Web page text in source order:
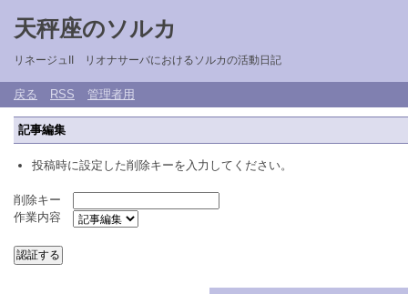
天秤座のソルカ
リネージュII リオナサーバにおけるソルカの活動日記
戻る RSS 管理者用
記事編集
投稿時に設定した削除キーを入力してください。
削除キー
作業内容